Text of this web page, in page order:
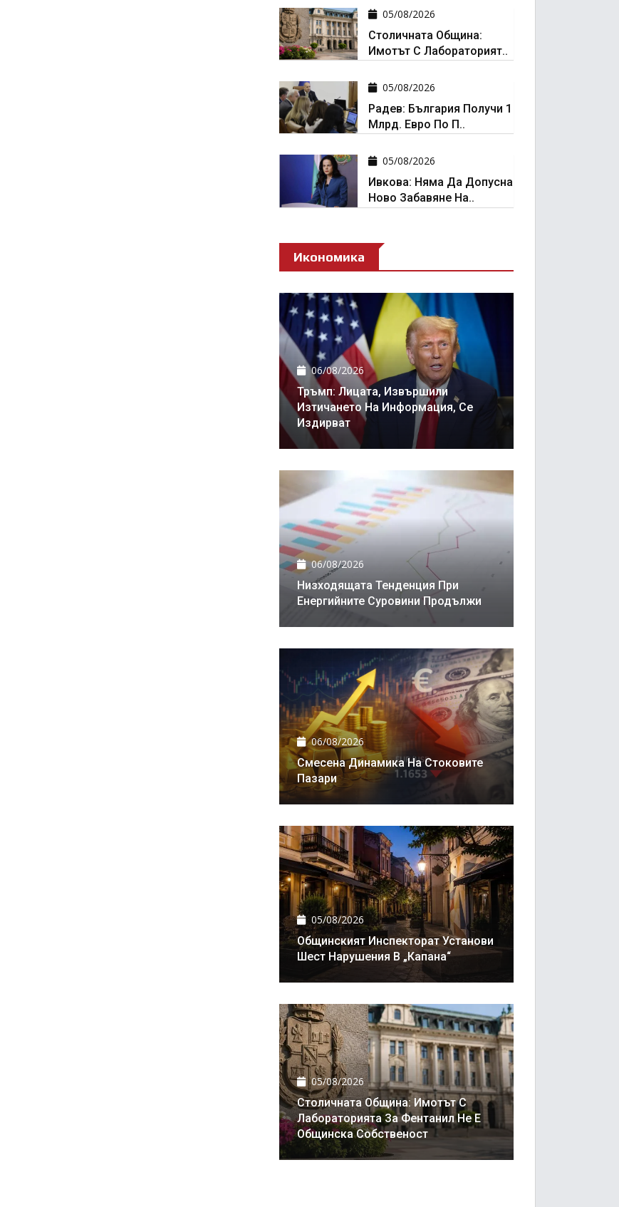
05/08/2026
Столичната Община:
Имотът С Лабораторият..
05/08/2026
Радев: България Получи 1
Млрд. Евро По П..
05/08/2026
Ивкова: Няма Да Допусна
Ново Забавяне На..
Икономика
06/08/2026
Тръмп: Лицата, Извършили
Изтичането На Информация, Се
Издирват
06/08/2026
Низходящата Тенденция При
Енергийните Суровини Продължи
06/08/2026
Смесена Динамика На Стоковите
Пазари
05/08/2026
Общинският Инспекторат Установи
Шест Нарушения В „Капана“
05/08/2026
Столичната Община: Имотът С
Лабораторията За Фентанил Не Е
Общинска Собственост